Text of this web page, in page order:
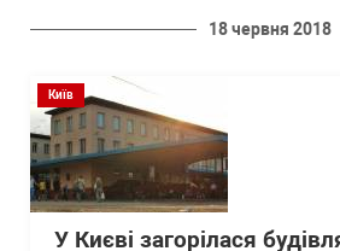
18 червня 2018
Київ
У Києві загорілася